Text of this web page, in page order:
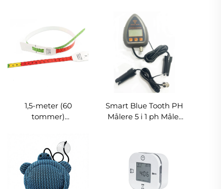
hygrometer
termometer med høj
og lav
temperaturregistrering
temperatur, S.G. og
saltmåler 6 i 1 PH-
monitor
1,5-meter (60
tommer)
blød målebånd,
trækker sig
automatisk sammen
til måling af kropsmål
Smart Blue Tooth PH
Målere 5 i 1 ph Måler
saltvand